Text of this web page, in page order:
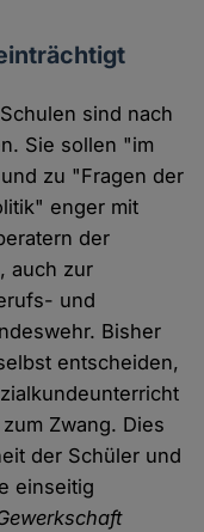
sind nach
Sie sollen "im
zu "Fragen der
enger mit
der
auch zur
und
Bisher
entscheiden,
Zwang. Dies
der Schüler und
einseitig